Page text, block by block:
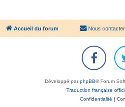
Accueil du forum Nous contacter
Développé parphpBB® Forum
Traduction française
Confidentialité |